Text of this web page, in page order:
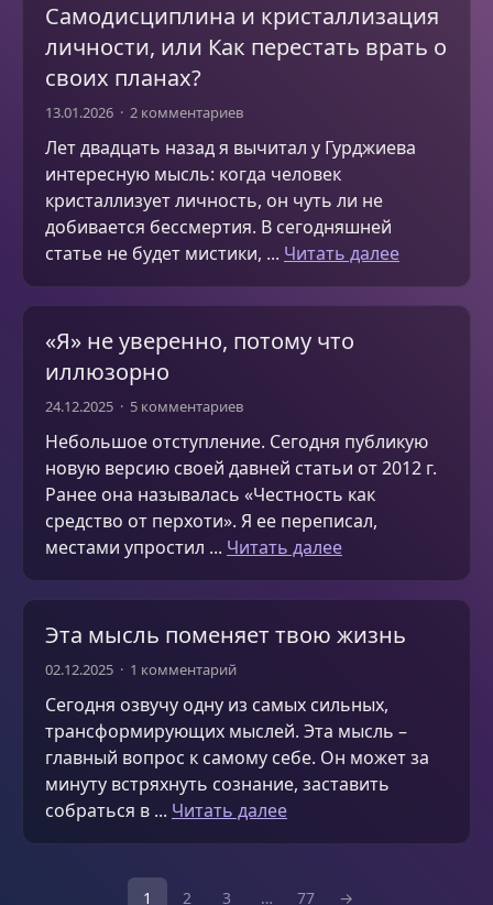
Самодисциплина и кристаллизация
личности, или Как перестать врать о
своих планах?
13.01.2026 2 комментариев
Лет двадцать назад я вычитал у Гурджиева
интересную мысль: когда человек
кристаллизует личность, он чуть ли не
добивается бессмертия. В сегодняшней
статье не будет мистики, ... Читать далее
«Я» не уверенно, потому что
иллюзорно
24.12.2025 5 комментариев
Небольшое отступление. Сегодня публикую
новую версию своей давней статьи от 2012 г.
Ранее она называлась «Честность как
средство от перхоти». Я ее переписал,
местами упростил ... Читать далее
Эта мысль поменяет твою жизнь
02.12.2025 1 комментарий
Сегодня озвучу одну из самых сильных,
трансформирующих мыслей. Эта мысль –
главный вопрос к самому себе. Он может за
минуту встряхнуть сознание, заставить
собраться в ... Читать далее
1 2 3 … 77 →